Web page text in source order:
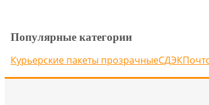
Популярные категории
Курьерские пакеты прозрачныеСДЭК